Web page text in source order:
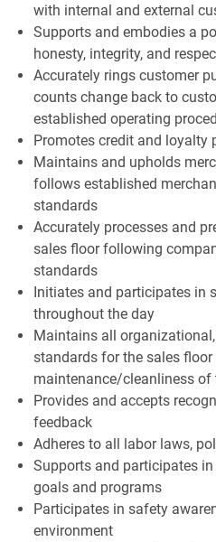
with internal and external
Supports and embodies a
honesty, integrity, and
Accurately rings customer
counts change back to
established operating
Promotes credit and loyalty
Maintains and upholds
follows established
standards
Accurately processes and
sales floor following
standards
Initiates and participates in
throughout the day
Maintains all
standards for the sales
maintenance/cleanliness of
Provides and accepts
feedback
Adheres to all labor laws,
Supports and participates
goals and programs
Participates in safety
environment